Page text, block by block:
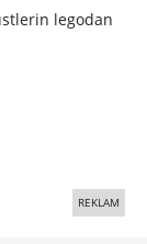
legodan
REKLAM